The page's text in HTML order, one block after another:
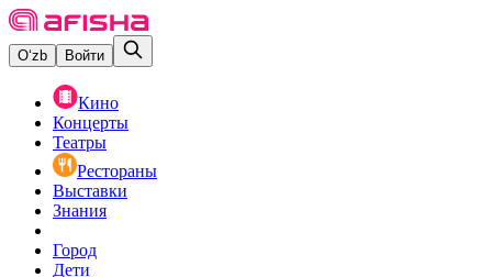
O‘zb Войти
Кино
Концерты
Театры
Рестораны
Выставки
Знания
Город
Дети